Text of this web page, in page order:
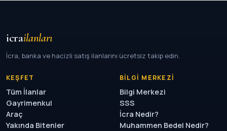
icrailanları
İcra, banka ve hacizli satış ilanlarını ücretsiz takip edin.
KEŞFET
Tüm İlanlar
Gayrimenkul
Araç
Yakında Bitenler
BILGI MERKEZI
Bilgi Merkezi
SSS
İcra Nedir?
Muhammen Bedel Nedir?